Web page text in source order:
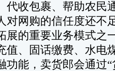
代收包裹、帮助农民
对网购的信任度还不
展的重要业务模式之
值、固话缴费、水电
功能，卖货郎会通过